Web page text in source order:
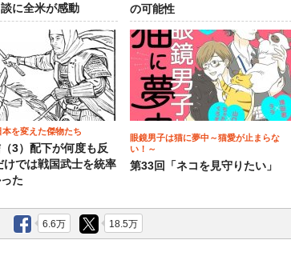
に全米が感動
の可能性
を変えた傑物たち
（3）配下が何度も反
けでは戦国武士を統率
た
眼鏡男子は猫に夢中～猫愛が止まらな
い！～
第33回「ネコを見守りたい」
6.6万 18.5万